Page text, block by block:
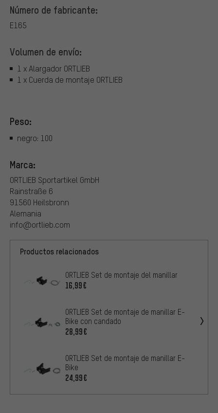
Número de fabricante:
E165
Volumen de envío:
1 x Alargador ORTLIEB
1 x Cuerda de montaje ORTLIEB
Peso:
negro: 100
Marca:
ORTLIEB Sportartikel GmbH
Rainstraße 6
91560 Heilsbronn
Alemania
info@ortlieb.com
Productos relacionados
ORTLIEB Set de montaje del manillar
16,99€
ORTLIEB Set de montaje de manillar E-
Bike con candado
28,99€
ORTLIEB Set de montaje de manillar E-
Bike
24,99€